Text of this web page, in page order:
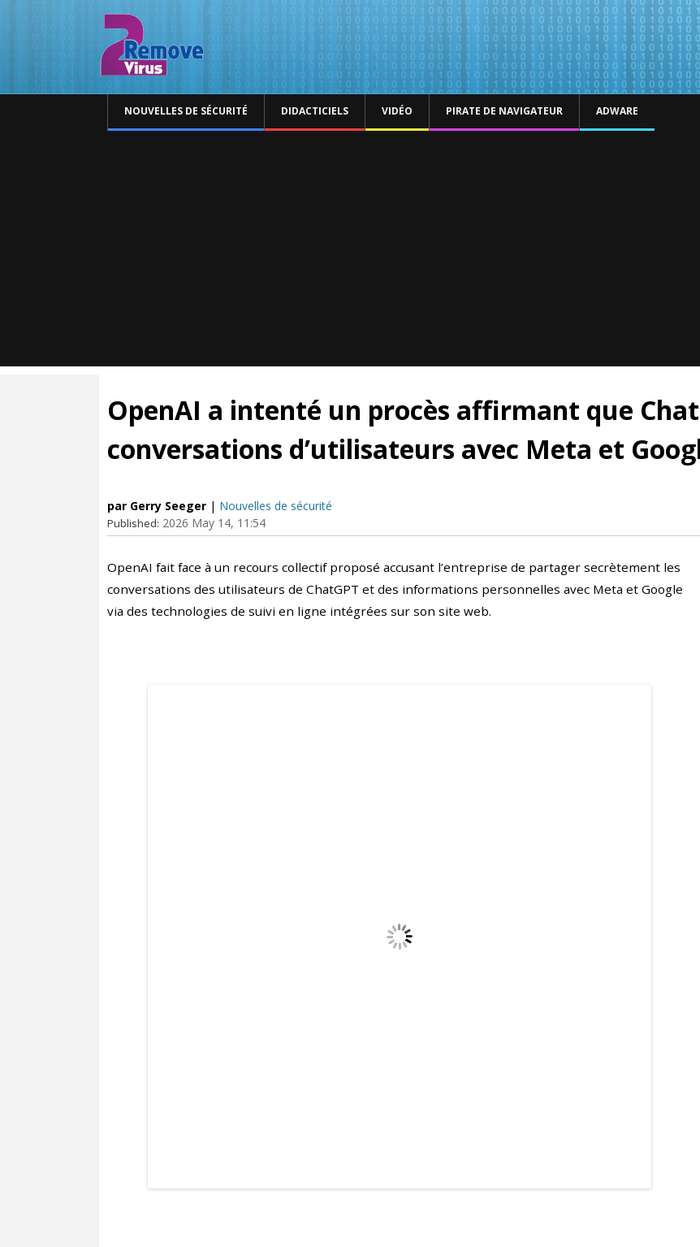
NOUVELLES DE SÉCURITÉ DIDACTICIELS VIDÉO PIRATE DE NAVIGATEUR ADWARE
OpenAI a intenté un procès affirmant que
conversations d’utilisateurs avec Meta et
par Gerry Seeger | Nouvelles de sécurité
Published: 2026 May 14, 11:54
OpenAI fait face à un recours collectif proposé accusant l’entreprise de partager secrètement les
conversations des utilisateurs de ChatGPT et des informations personnelles avec Meta et Google
via des technologies de suivi en ligne intégrées sur son site web.